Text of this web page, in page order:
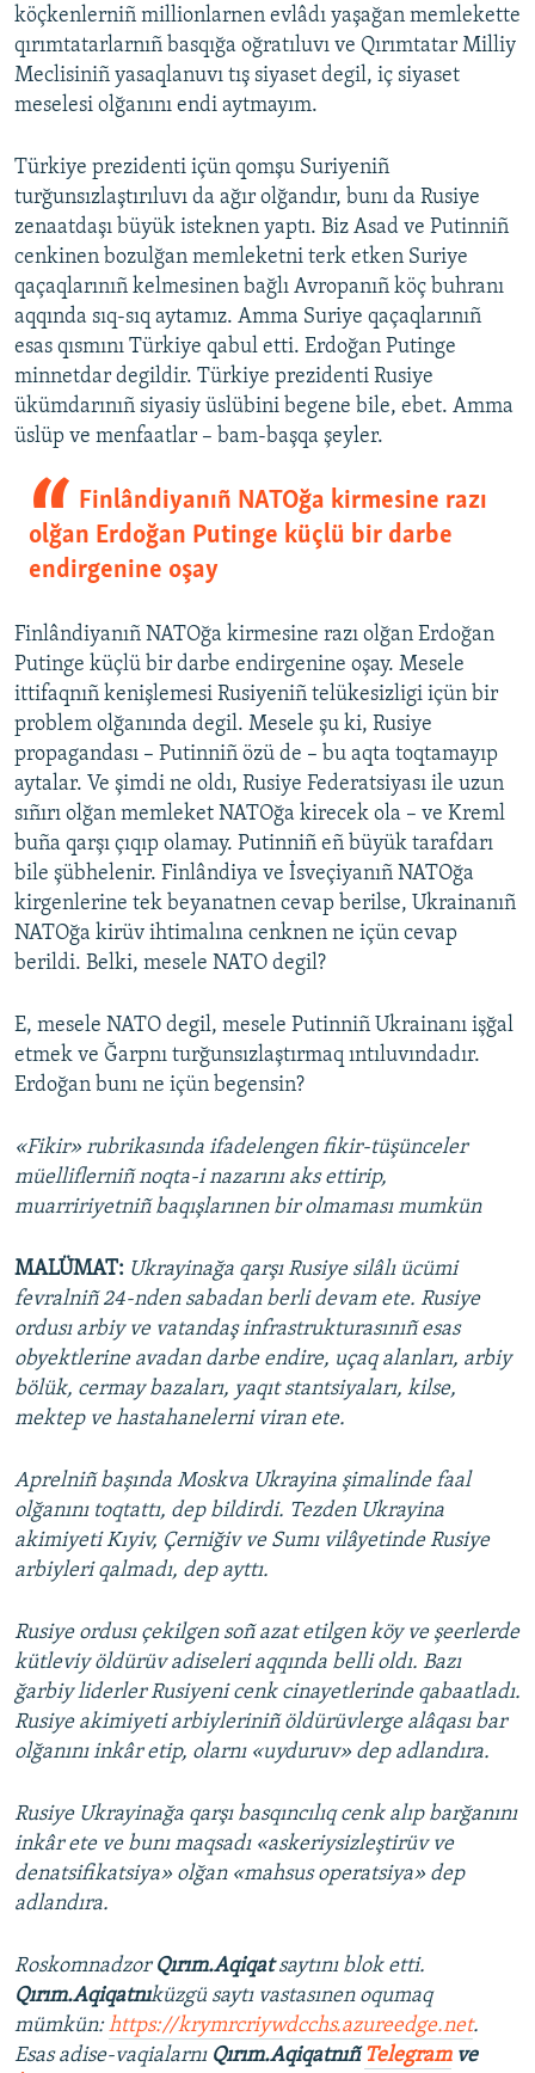
köçkenlerniñ millionlarnen evlâdı yaşağan memlekette
qırımtatarlarnıñ basqığa oğratıluvı ve Qırımtatar Milliy
Meclisiniñ yasaqlanuvı tış siyaset degil, iç siyaset
meselesi olğanını endi aytmayım.
Türkiye prezidenti içün qomşu Suriyeniñ
turğunsızlaştırıluvı da ağır olğandır, bunı da Rusiye
zenaatdaşı büyük isteknen yaptı. Biz Asad ve Putinniñ
cenkinen bozulğan memleketni terk etken Suriye
qaçaqlarınıñ kelmesinen bağlı Avropanıñ köç buhranı
aqqında sıq-sıq aytamız. Amma Suriye qaçaqlarınıñ
esas qısmını Türkiye qabul etti. Erdoğan Putinge
minnetdar degildir. Türkiye prezidenti Rusiye
ükümdarınıñ siyasiy üslübini begene bile, ebet. Amma
üslüp ve menfaatlar – bam-başqa şeyler.
Finlândiyanıñ NATOğa kirmesine razı
olğan Erdoğan Putinge küçlü bir darbe
endirgenine oşay
Finlândiyanıñ NATOğa kirmesine razı olğan Erdoğan
Putinge küçlü bir darbe endirgenine oşay. Mesele
ittifaqnıñ kenişlemesi Rusiyeniñ telükesizligi içün bir
problem olğanında degil. Mesele şu ki, Rusiye
propagandası – Putinniñ özü de – bu aqta toqtamayıp
aytalar. Ve şimdi ne oldı, Rusiye Federatsiyası ile uzun
sıñırı olğan memleket NATOğa kirecek ola – ve Kreml
buña qarşı çıqıp olamay. Putinniñ eñ büyük tarafdarı
bile şübhelenir. Finlândiya ve İsveçiyanıñ NATOğa
kirgenlerine tek beyanatnen cevap berilse, Ukrainanıñ
NATOğa kirüv ihtimalına cenknen ne içün cevap
berildi. Belki, mesele NATO degil?
E, mesele NATO degil, mesele Putinniñ Ukrainanı işğal
etmek ve Ğarpnı turğunsızlaştırmaq ıntıluvındadır.
Erdoğan bunı ne içün begensin?
«Fikir» rubrikasında ifadelengen fikir-tüşünceler
müelliflerniñ noqta-i nazarını aks ettirip,
muarririyetniñ baqışlarınen bir olmaması mumkün
MALÜMAT: Ukrayinağa qarşı Rusiye silâlı ücümi
fevralniñ 24-nden sabadan berli devam ete. Rusiye
ordusı arbiy ve vatandaş infrastrukturasınıñ esas
obyektlerine avadan darbe endire, uçaq alanları, arbiy
bölük, cermay bazaları, yaqıt stantsiyaları, kilse,
mektep ve hastahanelerni viran ete.
Aprelniñ başında Moskva Ukrayina şimalinde faal
olğanını toqtattı, dep bildirdi. Tezden Ukrayina
akimiyeti Kıyiv, Çerniğiv ve Sumı vilâyetinde Rusiye
arbiyleri qalmadı, dep ayttı.
Rusiye ordusı çekilgen soñ azat etilgen köy ve şeerlerde
kütleviy öldürüv adiseleri aqqında belli oldı. Bazı
ğarbiy liderler Rusiyeni cenk cinayetlerinde qabaatladı.
Rusiye akimiyeti arbiyleriniñ öldürüvlerge alâqası bar
olğanını inkâr etip, olarnı «uyduruv» dep adlandıra.
Rusiye Ukrayinağa qarşı basqıncılıq cenk alıp barğanını
inkâr ete ve bunı maqsadı «askeriysizleştirüv ve
denatsifikatsiya» olğan «mahsus operatsiya» dep
adlandıra.
Roskomnadzor Qırım.Aqiqatsaytını blok etti.
Qırım.Aqiqatnıküzgü saytı vastasınen oqumaq
mümkün:https://krymrcriywdcchs.azureedge.net.
Esas adise-vaqialarnı Qırım.Aqiqatnıñ Telegramve